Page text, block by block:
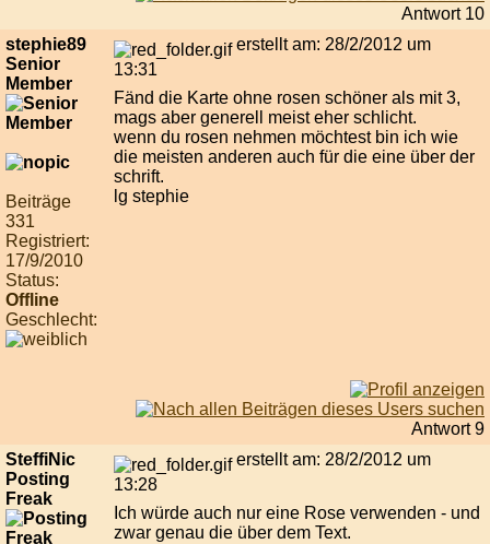
Antwort 10
stephie89
Senior
Member
Beiträge
331
Registriert:
17/9/2010
Status:
Offline
Geschlecht:
erstellt am: 28/2/2012 um
13:31
Fänd die Karte ohne rosen schöner als mit 3,
mags aber generell meist eher schlicht.
wenn du rosen nehmen möchtest bin ich wie
die meisten anderen auch für die eine über der
schrift.
lg stephie
Antwort 9
SteffiNic
Posting
Freak
erstellt am: 28/2/2012 um
13:28
Ich würde auch nur eine Rose verwenden - und
zwar genau die über dem Text.